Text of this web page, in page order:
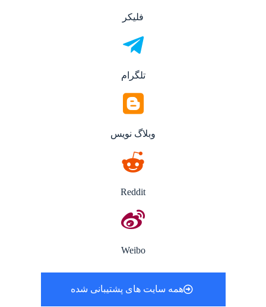
فلیکر
تلگرام
وبلاگ نویس
Reddit
Weibo
همه سایت های پشتیبانی شده